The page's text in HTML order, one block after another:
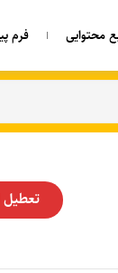
محتوایی فرم